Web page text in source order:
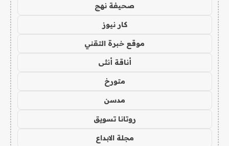
صحيفة نهج
كار نيوز
موقع خبرة التقني
أناقة أنثى
متورخ
مدسن
روتانا تسويق
مجلة الابداع